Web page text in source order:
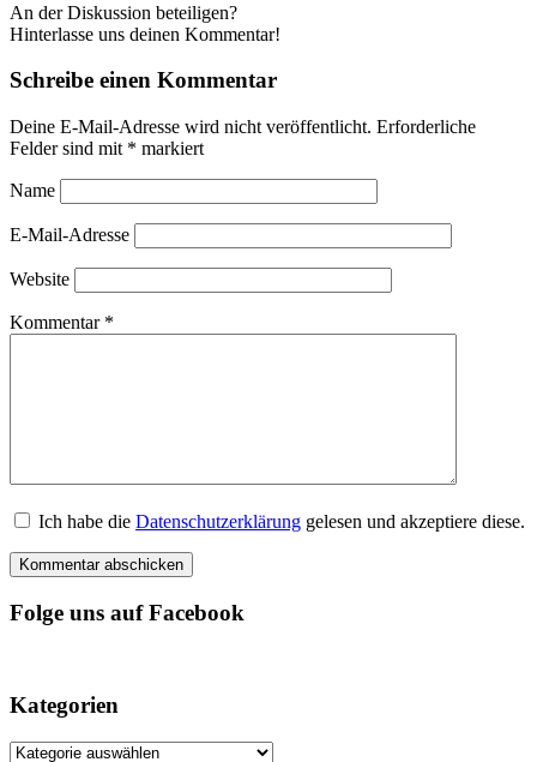
An der Diskussion beteiligen?
Hinterlasse uns deinen Kommentar!
Schreibe einen Kommentar
Deine E-Mail-Adresse wird nicht veröffentlicht. Erforderliche
Felder sind mit * markiert
Name
E-Mail-Adresse
Website
Kommentar *
Ich habe die Datenschutzerklärung gelesen und akzeptiere diese.
Folge uns auf Facebook
Kategorien
Kategorien